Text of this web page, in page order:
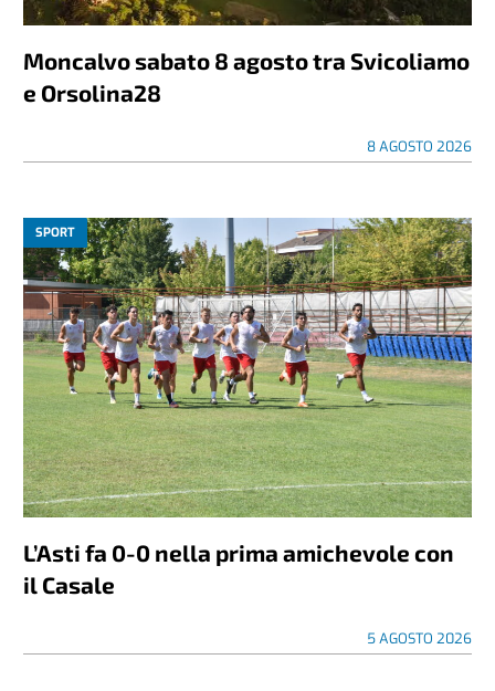
Moncalvo sabato 8 agosto tra Svicoliamo
e Orsolina28
8 AGOSTO 2026
SPORT
L’Asti fa 0-0 nella prima amichevole con
il Casale
5 AGOSTO 2026